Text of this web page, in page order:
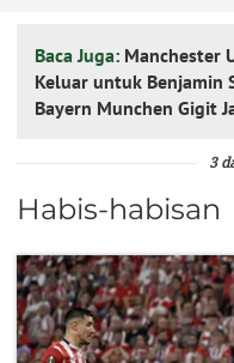
Baca Juga: Manchester
Keluar untuk Benjamin
Bayern Munchen Gigit
3
Habis-habisan